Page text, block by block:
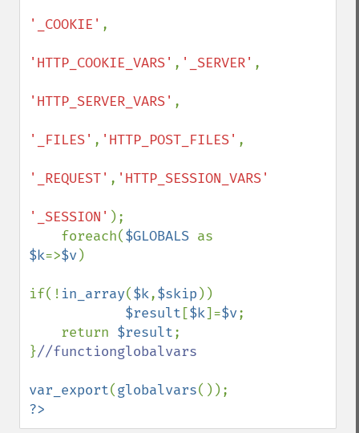
'_COOKIE' ,
'HTTP_COOKIE_VARS' , '_SERVER' ,
'HTTP_SERVER_VARS' ,
'_FILES' , 'HTTP_POST_FILES' ,
'_REQUEST' , 'HTTP_SESSION_VARS'
'_SESSION' );
    foreach(
$GLOBALS
$k=>$v)
if(! in_array($k,$skip ))
$result [$k]=$v;
    return
$result;
}//functionglobalvars
var_export(globalvars
?>